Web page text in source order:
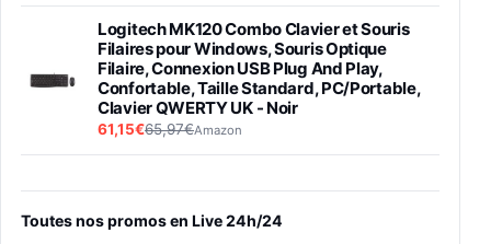
Logitech MK120 Combo Clavier et Souris
Filaires pour Windows, Souris Optique
Filaire, Connexion USB Plug And Play,
Confortable, Taille Standard, PC/Portable,
Clavier QWERTY UK - Noir
61,15€65,97€Amazon
entraénement direct 3 vitesses (33-45-78
trs/min) avec pre-ampli intégré et port USB
Toutes nos promos en Live 24h/24